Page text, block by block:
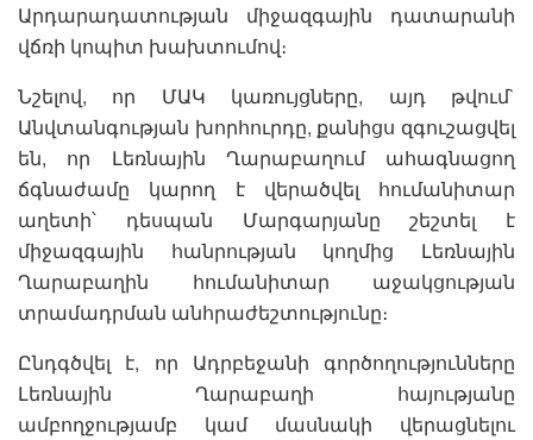
Արդարադատության միջազգային դատարանի
վճռի կոպիտ խախտումով։
Նշելով, որ ՄԱԿ կառույցները, այդ թվում`
Անվտանգության խորհուրդը, քանիցս զգուշացվել
են, որ Լեռնային Ղարաբաղում ահագնացող
ճգնաժամը կարող է վերածվել հումանիտար
աղետի՝ դեսպան Մարգարյանը շեշտել է
միջազգային հանրության կողմից Լեռնային
Ղարաբաղին հումանիտար աջակցության
տրամադրման անհրաժեշտությունը։
Ընդգծվել է, որ Ադրբեջանի գործողությունները
Լեռնային Ղարաբաղի հայությանը
ամբողջությամբ կամ մասնակի վերացնելու